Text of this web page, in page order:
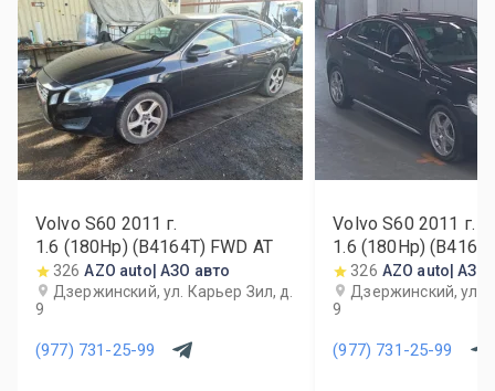
Volvo S60 2011 г.
1.6 (180Hp) (B4164T) FWD AT
326 AZO auto| АЗО авто
Дзержинский, ул. Карьер Зил, д.
9
(977) 731-25-99
Volvo S60 2011 г.
1.6 (180Hp)
326 AZO auto| АЗО
Дзержинский, ул.
9
(977) 731-25-99